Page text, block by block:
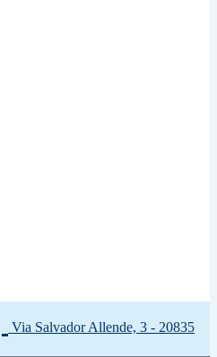
Via Salvador Allende, 3 - 20835